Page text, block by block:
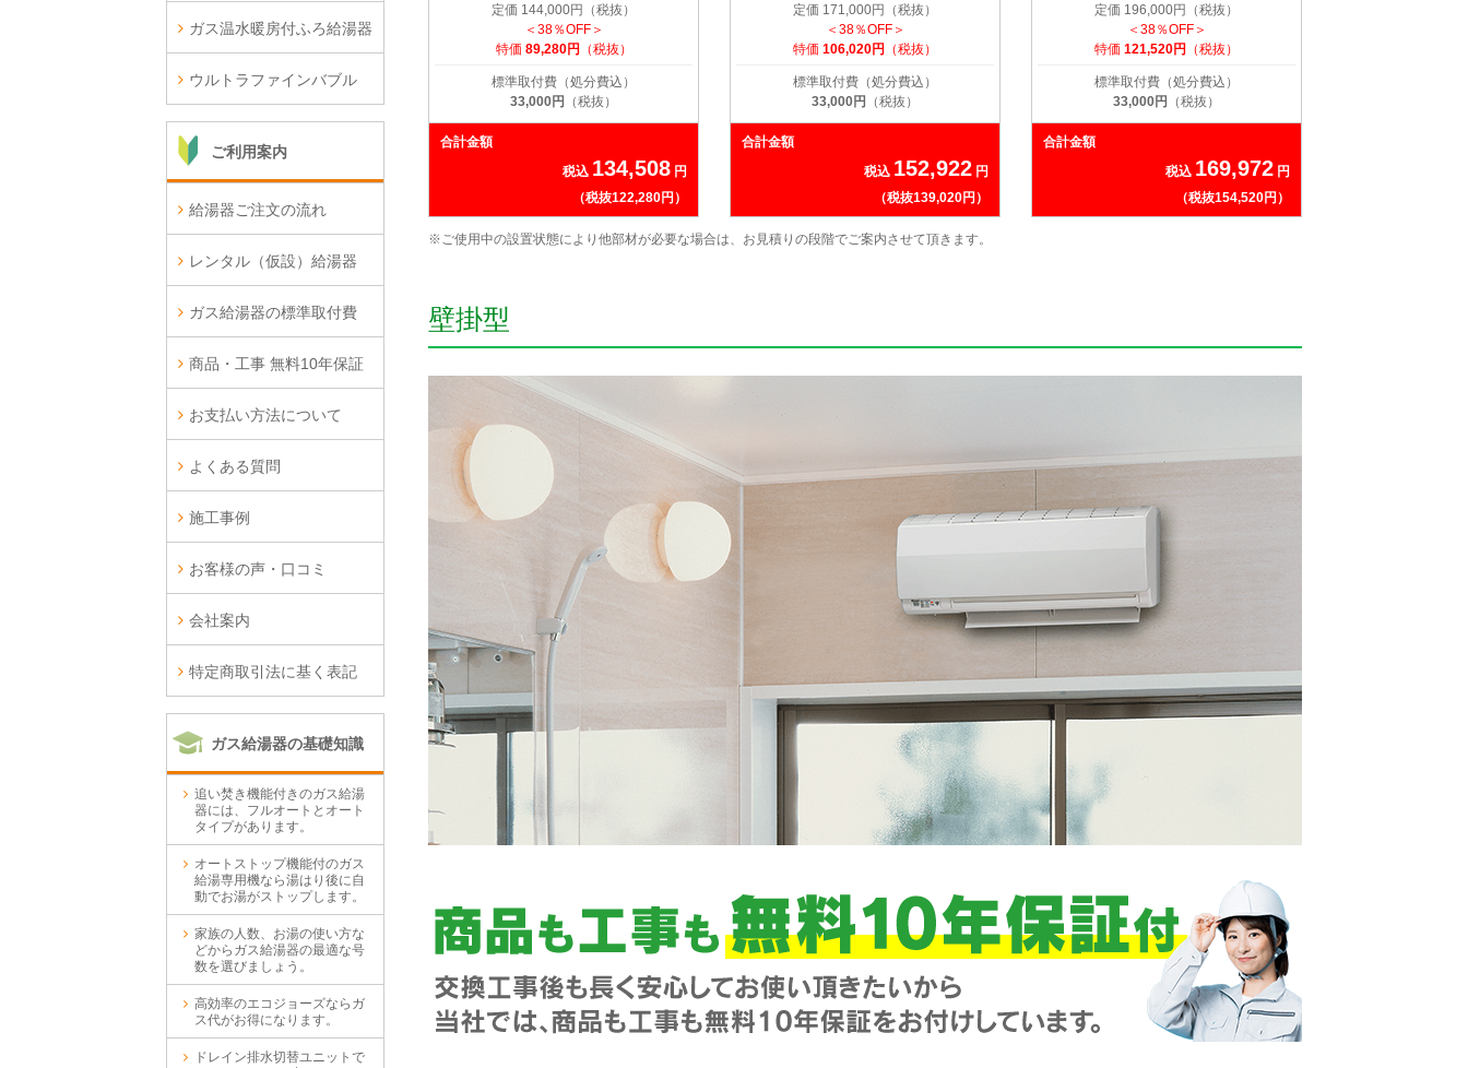
定価 144,000円（税抜）
＜38％OFF＞
特価 89,280円 （税抜）
標準取付費（処分費込）
33,000円 （税抜）
合計金額
税込 134,508 円
（税抜122,280円）
定価 171,000円（税抜）
＜38％OFF＞
特価 106,020円 （税抜）
標準取付費（処分費込）
33,000円 （税抜）
合計金額
税込 152,922 円
（税抜139,020円）
定価 196,000円（税抜）
＜38％OFF＞
特価 121,520円 （税抜）
標準取付費（処分費込）
33,000円 （税抜）
合計金額
税込 169,972 円
（税抜154,520円）
※ご使用中の設置状態により他部材が必要な場合は、お見積りの段階でご案内させて頂きます。
壁掛型
ガス温水暖房付ふろ給湯器
ウルトラファインバブル
ご利用案内
給湯器ご注文の流れ
レンタル（仮設）給湯器
ガス給湯器の標準取付費
商品・工事 無料10年保証
お支払い方法について
よくある質問
施工事例
お客様の声・口コミ
会社案内
特定商取引法に基く表記
ガス給湯器の基礎知識
追い焚き機能付きのガス給湯
器には、フルオートとオート
タイプがあります。
オートストップ機能付のガス
給湯専用機なら湯はり後に自
動でお湯がストップします。
家族の人数、お湯の使い方な
どからガス給湯器の最適な号
数を選びましょう。
高効率のエコジョーズならガ
ス代がお得になります。
ドレイン排水切替ユニットで